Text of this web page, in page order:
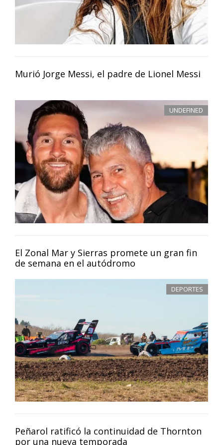
Murió Jorge Messi, el padre de Lionel Messi
UNDEFINED
El Zonal Mar y Sierras promete un gran fin
de semana en el autódromo
DEPORTES
Peñarol ratificó la continuidad de Thornton
por una nueva temporada